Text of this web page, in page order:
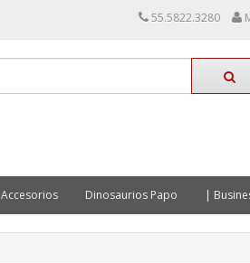
55.5822.3280
Accesorios Dinosaurios Papo |